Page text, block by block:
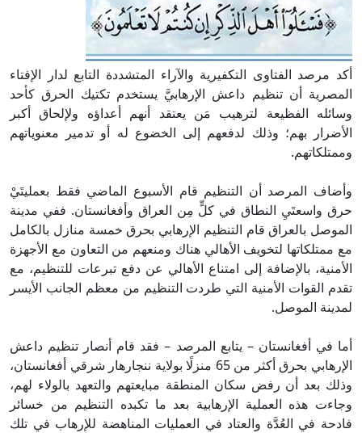
أكد مرصد الفتاوى التكفيرية والآراء المتشددة التابع لدار الإفتاء
المصرية أن تنظيم داعش الإرهابيَّ يستخدم تكتيك الحرق كأحد
وسائله الفظيعة لترهيب مَن يعتقد أنهم أعداؤه ولإلحاق أكبر
الأضرار بهم؛ وذلك لدفعهم إلى الخضوع له أو تدمير معنوياتهم
وممتلكاتهم.
وأضاف المرصد أن التنظيم قام الأسبوع الماضي فقط بعمليتَيْ
حرق واسعتَيِ النطاق في كلٍّ مِن العراق وأفغانستان. ففي مدينة
الموصل بالعراق قام التنظيم الإرهابي بحرق خمسة منازل بالكامل
مع ممتلكاتها لتخويف الأهالي هناك ومنعهم من التعاون مع الأجهزة
الأمنية، بالإضافة إلى امتناع الأهالي عن دفع تبرعات للتنظيم، مع
تقدم القوات الأمنية التي طردت التنظيم من معظم الجانب الأيسر
لمدينة الموصل.
أما في أفغانستان – يتابع المرصد – فقد قام أنصار تنظيم داعش
الإرهابي بحرق أكثر من 65 منزلًا بولاية ننجارهار شرقي أفغانستان،
وذلك بعد أن رفض سكان المنطقة مبايعتهم والتعهد بالولاء لهم،
وجاءت هذه العملية الإرهابية بعد ما تكبده التنظيم من خسائر
فادحة في العُدَّة والعتاد في العمليات المناهضة للإرهاب في تلك